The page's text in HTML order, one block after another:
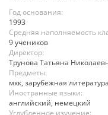
Год основания:
1993
Средняя наполняемость
9 учеников
Директор:
Трунова Татьяна
Предметы:
мхк, зарубежная
Иностранные языки:
английский, немецкий
Углубленное изучение: